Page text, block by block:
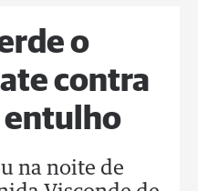
o
contra
entulho
na noite de